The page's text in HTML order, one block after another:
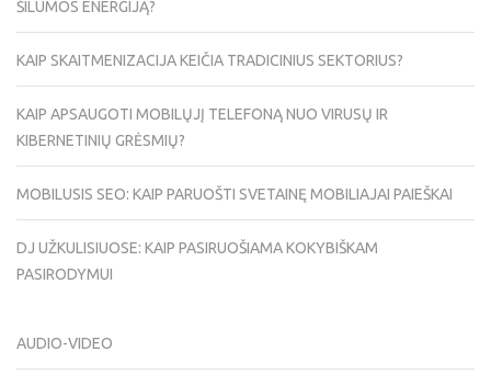
ŠILUMOS ENERGIJĄ?
KAIP SKAITMENIZACIJA KEIČIA TRADICINIUS SEKTORIUS?
KAIP APSAUGOTI MOBILŲJĮ TELEFONĄ NUO VIRUSŲ IR
KIBERNETINIŲ GRĖSMIŲ?
MOBILUSIS SEO: KAIP PARUOŠTI SVETAINĘ MOBILIAJAI PAIEŠKAI
DJ UŽKULISIUOSE: KAIP PASIRUOŠIAMA KOKYBIŠKAM
PASIRODYMUI
AUDIO-VIDEO